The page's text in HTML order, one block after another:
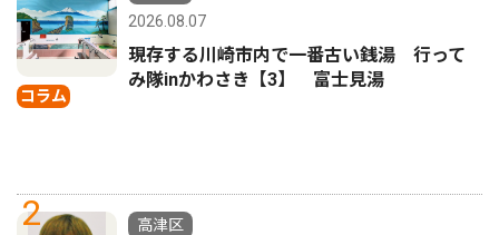
コラム
2026.08.07
現存する川崎市内で一番古い銭湯 行って
み隊inかわさき【3】 富士見湯
2
高津区